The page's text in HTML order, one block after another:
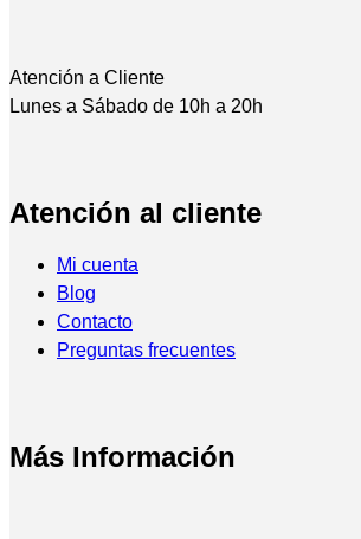
Atención a Cliente
Lunes a Sábado de 10h a 20h
Atención al cliente
Mi cuenta
Blog
Contacto
Preguntas frecuentes
Más Información